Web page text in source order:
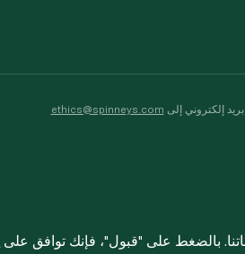
إلكتروني إلى ethics@spinneys.com
بالضغط على "قبول"، فإنك توافق على